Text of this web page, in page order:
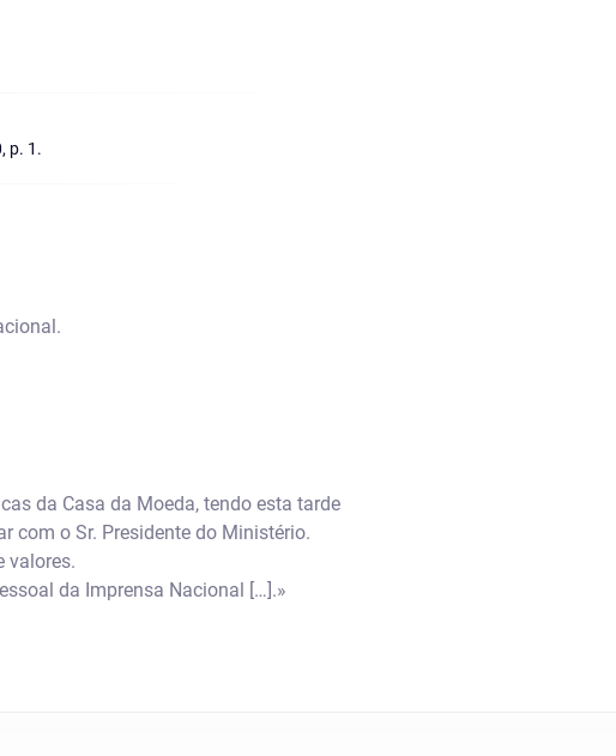
p. 1.
da Casa da Moeda, tendo esta tarde
com o Sr. Presidente do Ministério.
valores.
da Imprensa Nacional […].»